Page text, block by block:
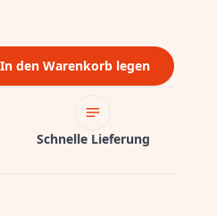
In den Warenkorb legen
Schnelle Lieferung